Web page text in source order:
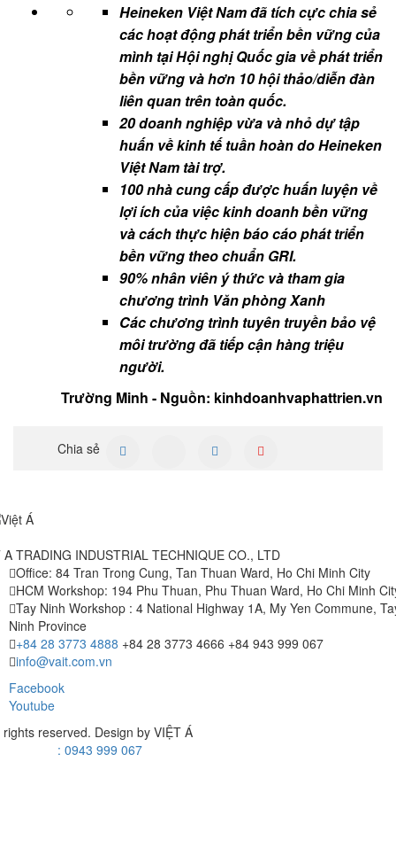
Heineken Việt Nam đã tích cực chia sẻ
các hoạt động phát triển bền vững của
mình tại Hội nghị Quốc gia về phát triển
bền vững và hơn 10 hội thảo/diễn đàn
liên quan trên toàn quốc.
20 doanh nghiệp vừa và nhỏ dự tập
huấn về kinh tế tuần hoàn do Heineken
Việt Nam tài trợ.
100 nhà cung cấp được huấn luyện về
lợi ích của việc kinh doanh bền vững
và cách thực hiện báo cáo phát triển
bền vững theo chuẩn GRI.
90% nhân viên ý thức và tham gia
chương trình Văn phòng Xanh
Các chương trình tuyên truyền bảo vệ
môi trường đã tiếp cận hàng triệu
người.
Trường Minh - Nguồn: kinhdoanhvaphattrien.vn
Chia sẻ
A TRADING INDUSTRIAL TECHNIQUE CO., LTD
Office: 84 Tran Trong Cung, Tan Thuan Ward, Ho Chi Minh City
HCM Workshop: 194 Phu Thuan, Phu Thuan Ward, Ho Chi Minh
Tay Ninh Workshop : 4 National Highway 1A, My Yen Commune,
Ninh Province
+84 28 3773 4888 +84 28 3773 4666 +84 943 999 067
info@vait.com.vn
Facebook
Youtube
rights reserved. Design by VIỆT Á
: 0943 999 067